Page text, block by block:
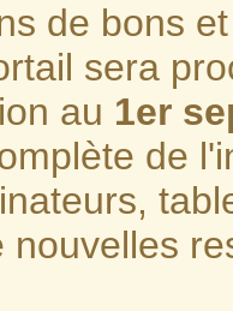
de bons
sera
au 1er
de
nouvelles